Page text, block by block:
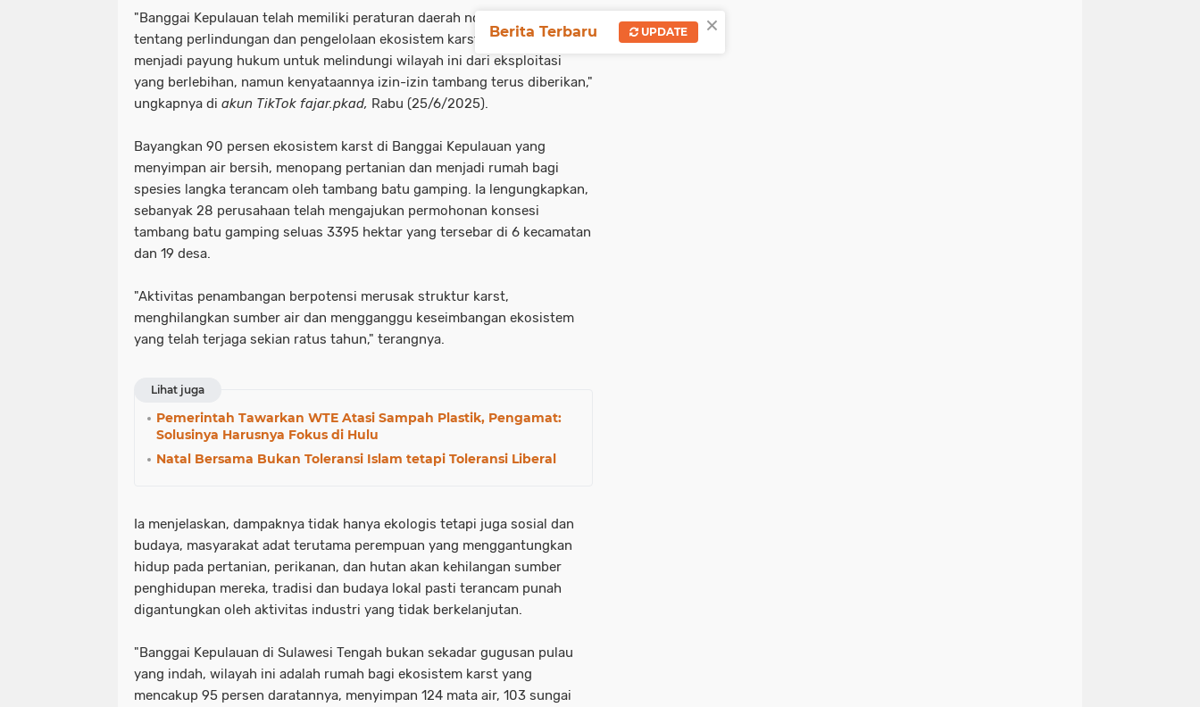
"Banggai Kepulauan telah memiliki peraturan daerah no 16 tahun 2019
tentang perlindungan dan pengelolaan ekosistem karst yang seharusnya
menjadi payung hukum untuk melindungi wilayah ini dari eksploitasi
yang berlebihan, namun kenyataannya izin-izin tambang terus diberikan,"
ungkapnya di akun TikTok fajar.pkad, Rabu (25/6/2025).
Bayangkan 90 persen ekosistem karst di Banggai Kepulauan yang
menyimpan air bersih, menopang pertanian dan menjadi rumah bagi
spesies langka terancam oleh tambang batu gamping. Ia lengungkapkan,
sebanyak 28 perusahaan telah mengajukan permohonan konsesi
tambang batu gamping seluas 3395 hektar yang tersebar di 6 kecamatan
dan 19 desa.
"Aktivitas penambangan berpotensi merusak struktur karst,
menghilangkan sumber air dan mengganggu keseimbangan ekosistem
yang telah terjaga sekian ratus tahun," terangnya.
Lihat juga
Pemerintah Tawarkan WTE Atasi Sampah Plastik, Pengamat:
Solusinya Harusnya Fokus di Hulu
Natal Bersama Bukan Toleransi Islam tetapi Toleransi Liberal
Ia menjelaskan, dampaknya tidak hanya ekologis tetapi juga sosial dan
budaya, masyarakat adat terutama perempuan yang menggantungkan
hidup pada pertanian, perikanan, dan hutan akan kehilangan sumber
penghidupan mereka, tradisi dan budaya lokal pasti terancam punah
digantungkan oleh aktivitas industri yang tidak berkelanjutan.
"Banggai Kepulauan di Sulawesi Tengah bukan sekadar gugusan pulau
yang indah, wilayah ini adalah rumah bagi ekosistem karst yang
mencakup 95 persen daratannya, menyimpan 124 mata air, 103 sungai
×
Berita Terbaru UPDATE